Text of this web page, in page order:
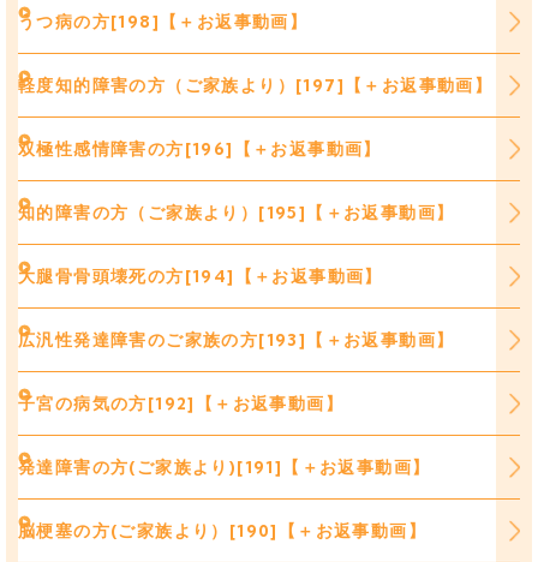
うつ病の方[198]【＋お返事動画】
軽度知的障害の方（ご家族より）[197]【＋お返事動画】
双極性感情障害の方[196]【＋お返事動画】
知的障害の方（ご家族より）[195]【＋お返事動画】
大腿骨骨頭壊死の方[194]【＋お返事動画】
広汎性発達障害のご家族の方[193]【＋お返事動画】
子宮の病気の方[192]【＋お返事動画】
発達障害の方(ご家族より)[191]【＋お返事動画】
脳梗塞の方(ご家族より）[190]【＋お返事動画】